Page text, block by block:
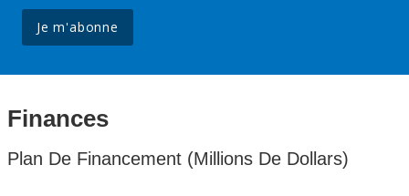
Je m'abonne
Finances
Plan De Financement (Millions De Dollars)